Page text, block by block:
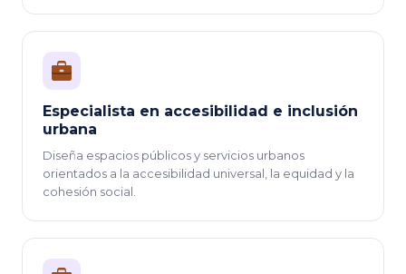
Especialista en accesibilidad e inclusión
urbana
Diseña espacios públicos y servicios urbanos
orientados a la accesibilidad universal, la equidad y la
cohesión social.